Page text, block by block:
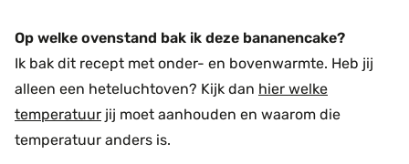
Op welke ovenstand bak ik deze bananencake?
Ik bak dit recept met onder- en bovenwarmte. Heb jij
alleen een heteluchtoven? Kijk dan hier welke
temperatuur jij moet aanhouden en waarom die
temperatuur anders is.